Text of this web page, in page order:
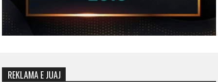
REKLAMA E JUAJ